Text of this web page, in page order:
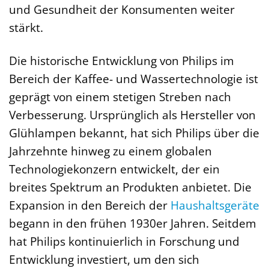
und Gesundheit der Konsumenten weiter
stärkt.
Die historische Entwicklung von Philips im
Bereich der Kaffee- und Wassertechnologie ist
geprägt von einem stetigen Streben nach
Verbesserung. Ursprünglich als Hersteller von
Glühlampen bekannt, hat sich Philips über die
Jahrzehnte hinweg zu einem globalen
Technologiekonzern entwickelt, der ein
breites Spektrum an Produkten anbietet. Die
Expansion in den Bereich der Haushaltsgeräte
begann in den frühen 1930er Jahren. Seitdem
hat Philips kontinuierlich in Forschung und
Entwicklung investiert, um den sich